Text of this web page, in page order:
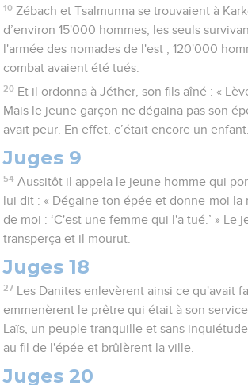
10 Zébach et Tsalmunna se trouvaient à
d’environ 15'000 hommes, les seuls
l'armée des nomades de l'est ; 120'000
combat avaient été tués.
20 Et il ordonna à Jéther, son fils aîné : «
Mais le jeune garçon ne dégaina pas son
avait peur. En effet, c’était encore un enfant.
Juges 9
54 Aussitôt il appela le jeune homme qui
lui dit : « Dégaine ton épée et donne-moi la
de moi : ‘C'est une femme qui l'a tué.’ » Le
transperça et il mourut.
Juges 18
27
Les Danites enlevèrent ainsi ce qu'avait
emmenèrent le prêtre qui était à son
Laïs, un peuple tranquille et sans
au fil de l'épée et brûlèrent la ville.
Juges 20